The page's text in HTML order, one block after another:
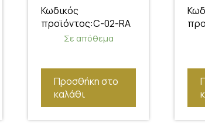
Κωδικός
προϊόντος:C-02-RA
Σε απόθεμα
Προσθήκη στο
καλάθι